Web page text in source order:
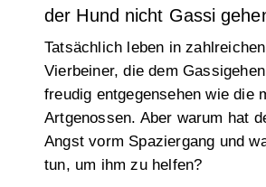
der Hund nicht Gassi
Tatsächlich leben in
Vierbeiner, die dem
freudig entgegensehen wie die
Artgenossen. Aber warum hat
Angst vorm Spaziergang und
tun, um ihm zu helfen?